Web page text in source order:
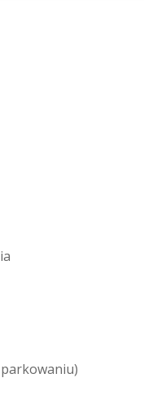
ia
parkowaniu)